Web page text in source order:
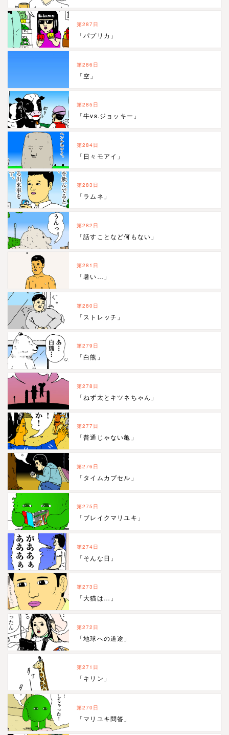
第287日
「パプリカ」
第286日
「空」
第285日
「牛vs.ジョッキー」
第284日
「日々モアイ」
第283日
「ラムネ」
第282日
「話すことなど何もない」
第281日
「暑い…」
第280日
「ストレッチ」
第279日
「白熊」
第278日
「ねず太とキツネちゃん」
第277日
「普通じゃない亀」
第276日
「タイムカプセル」
第275日
「ブレイクマリユキ」
第274日
「そんな日」
第273日
「大猫は…」
第272日
「地球への道途」
第271日
「キリン」
第270日
「マリユキ問答」